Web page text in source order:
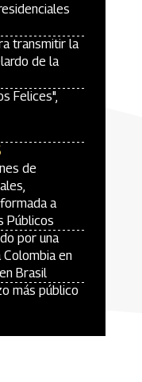
transmitir la
de la
Felices",
de
a
Públicos
por una
en
Brasil
más público